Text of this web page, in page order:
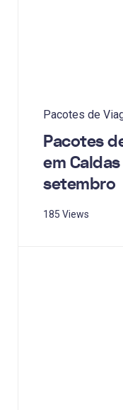
Pacotes de
Pacotes
em
setembro
185 Views